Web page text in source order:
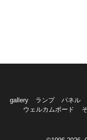
gallery ランプ パネル
ウェルカムボード